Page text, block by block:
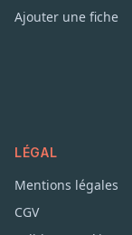
Ajouter une fiche
LÉGAL
Mentions légales
CGV